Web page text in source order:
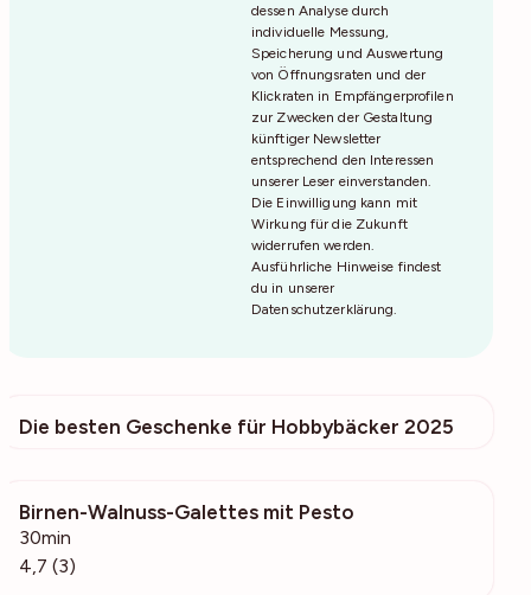
dessen Analyse durch
individuelle Messung,
Speicherung und Auswertung
von Öffnungsraten und der
Klickraten in Empfängerprofilen
zur Zwecken der Gestaltung
künftiger Newsletter
entsprechend den Interessen
unserer Leser einverstanden.
Die Einwilligung kann mit
Wirkung für die Zukunft
widerrufen werden.
Ausführliche Hinweise findest
du in unserer
Datenschutzerklärung
Die besten Geschenke für Hobbybäcker 2025
Birnen-Walnuss-Galettes mit Pesto
30min
4,7 (3)